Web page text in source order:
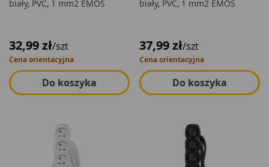
biały, PVC, 1 mm2 EMOS
32,99 zł/szt
Cena orientacyjna
Do koszyka
biały, PVC, 1 mm2 EMOS
37,99 zł/szt
Cena orientacyjna
Do koszyka